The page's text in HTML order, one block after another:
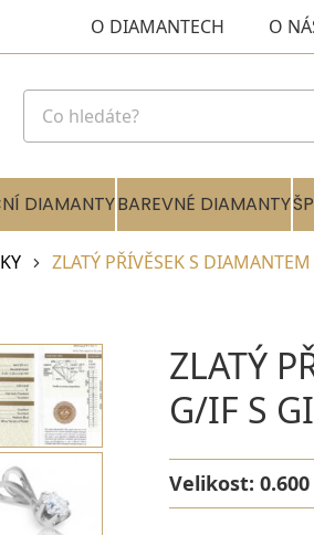
O DIAMANTECH O
DIAMANTYBAREVNÉ DIAMANTY
ZLATÝ PŘÍVĚSEK S
ZLATÝ
G/IF S
Velikost: